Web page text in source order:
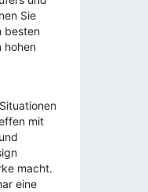
Sie
besten
hohen
mit
macht.
eine